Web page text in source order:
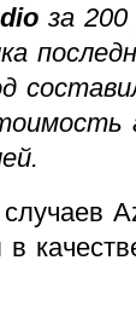
за 200